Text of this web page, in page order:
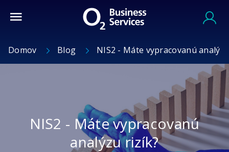
Domov Blog NIS2 - Máte vypracovanú
NIS2 - Máte vypracovanú
analýzu rizík?